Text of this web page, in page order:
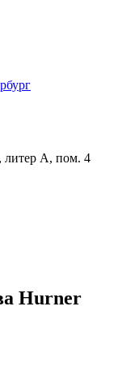
литер А, пом. 4
Hurner